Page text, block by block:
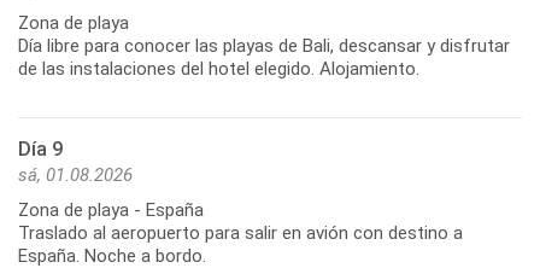
Zona de playa
Día libre para conocer las playas de Bali, descansar y disfrutar
de las instalaciones del hotel elegido. Alojamiento.
Día 9
sá, 01.08.2026
Zona de playa - España
Traslado al aeropuerto para salir en avión con destino a
España. Noche a bordo.